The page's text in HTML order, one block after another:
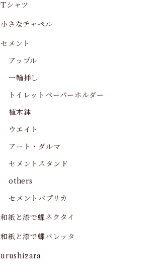
Tシャツ
小さなチャペル
セメント
アップル
一輪挿し
トイレットペーパーホルダー
植木鉢
ウエイト
アート・ダルマ
セメントスタンド
others
セメントパプリカ
和紙と漆で蝶ネクタイ
和紙と漆で蝶バレッタ
urushizara